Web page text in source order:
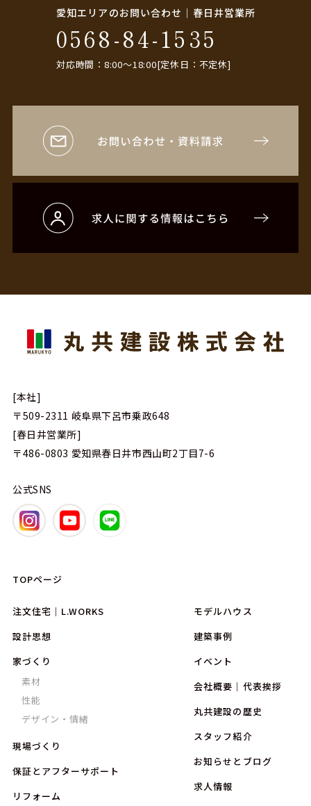
愛知エリアのお問い合わせ｜春日井営業所
0568-84-1535
対応時間：8:00〜18:00[定休日：不定休]
[本社]
〒509-2311 岐阜県下呂市乗政648
[春日井営業所]
〒486-0803 愛知県春日井市西山町2丁目7-6
公式SNS
TOPページ
注文住宅｜L.WORKS
設計思想
家づくり
素材
性能
デザイン・情緒
現場づくり
保証とアフターサポート
リフォーム
モデルハウス
建築事例
イベント
会社概要｜代表挨拶
丸共建設の歴史
スタッフ紹介
お知らせとブログ
求人情報